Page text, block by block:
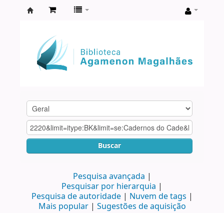
Agamenon
Magalhães
Buscar
Pesquisa avançada
Pesquisar por hierarquia
Pesquisa de autoridade
Nuvem de tags
Mais popular
Sugestões de aquisição